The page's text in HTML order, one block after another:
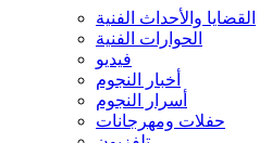
القضايا والأحداث الفنية
الحوارات الفنية
فيديو
أخبار النجوم
أسرار النجوم
حفلات ومهرجانات